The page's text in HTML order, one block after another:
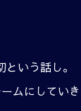
いう話し。
ムにしていき